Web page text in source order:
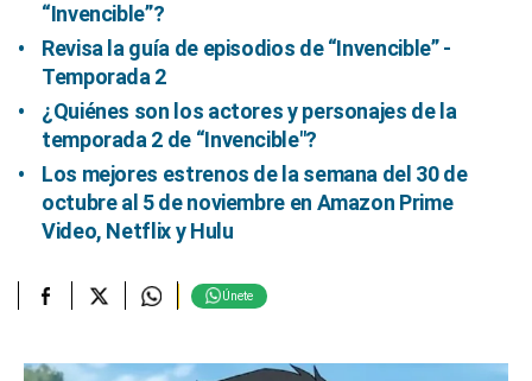
“Invencible”?
Revisa la guía de episodios de “Invencible” -
Temporada 2
¿Quiénes son los actores y personajes de la
temporada 2 de “Invencible″?
Los mejores estrenos de la semana del 30 de
octubre al 5 de noviembre en Amazon Prime
Video, Netflix y Hulu
Únete